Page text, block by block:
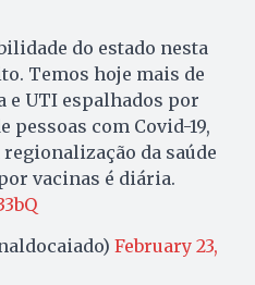
do estado nesta
Temos hoje mais de
e UTI espalhados por
pessoas com Covid-19,
da saúde
vacinas é diária.
February 23,